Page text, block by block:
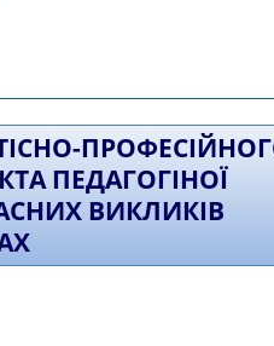
ПЕДАГОГІНОЇ
ВИКЛИКІВ